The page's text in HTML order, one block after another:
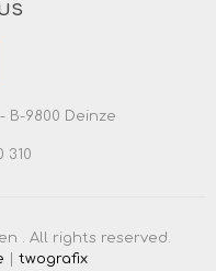
B-9800 Deinze
310
. All rights reserved.
twografix